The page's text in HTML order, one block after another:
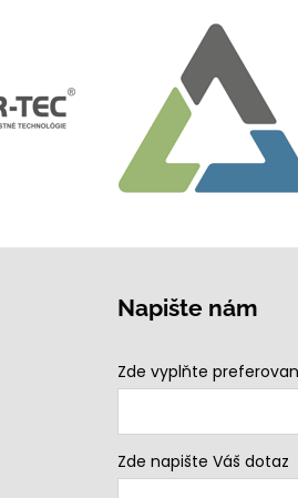
Napište nám
Zde vyplňte
Zde napište Váš dotaz